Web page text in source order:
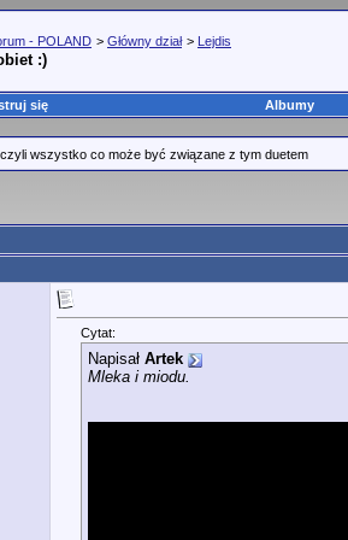
- POLAND > Główny dział > Lejdis
:)
się Albumy
wszystko co może być związane z tym duetem
Cytat:
Napisał Artek
Mleka i miodu.